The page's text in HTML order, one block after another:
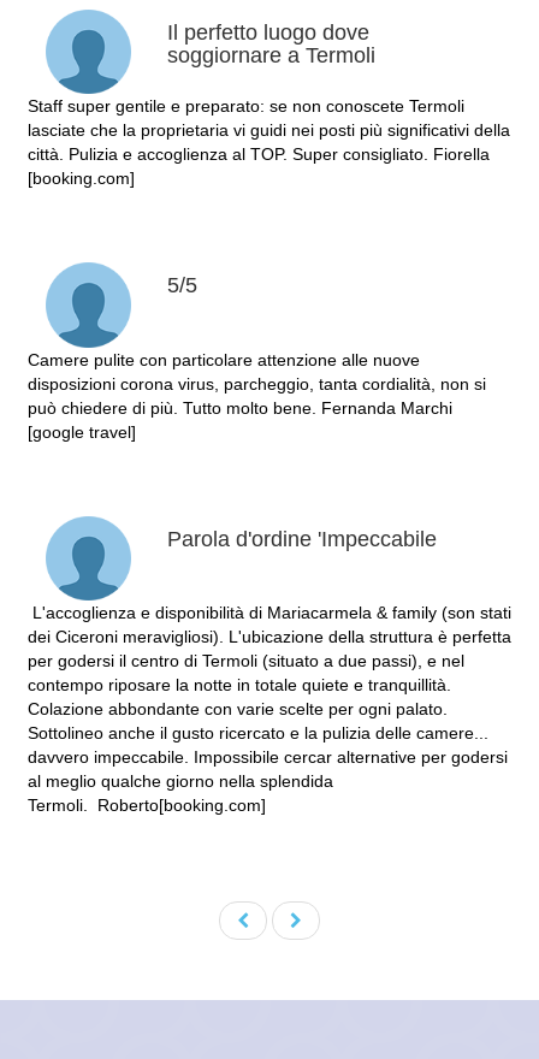
Il perfetto luogo dove
soggiornare a Termoli
Staff super gentile e preparato: se non conoscete Termoli
lasciate che la proprietaria vi guidi nei posti più significativi della
città. Pulizia e accoglienza al TOP. Super consigliato. Fiorella
[booking.com]
5/5
Camere pulite con particolare attenzione alle nuove
disposizioni corona virus, parcheggio, tanta cordialità, non si
può chiedere di più. Tutto molto bene. Fernanda Marchi
[google travel]
Parola d'ordine 'Impeccabile
L'accoglienza e disponibilità di Mariacarmela & family (son stati
dei Ciceroni meravigliosi). L'ubicazione della struttura è perfetta
per godersi il centro di Termoli (situato a due passi), e nel
contempo riposare la notte in totale quiete e tranquillità.
Colazione abbondante con varie scelte per ogni palato.
Sottolineo anche il gusto ricercato e la pulizia delle camere...
davvero impeccabile. Impossibile cercar alternative per godersi
al meglio qualche giorno nella splendida
Termoli.
Roberto[booking.com]